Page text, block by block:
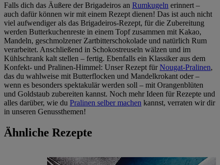
Falls dich das Äußere der Brigadeiros an Rumkugeln erinnert ‒
auch dafür können wir mit einem Rezept dienen! Das ist auch nicht
viel aufwendiger als das Brigadeiros-Rezept, für die Zubereitung
werden Butterkuchenreste in einem Topf zusammen mit Kakao,
Mandeln, geschmolzener Zartbitterschokolade und natürlich Rum
verarbeitet. Anschließend in Schokostreuseln wälzen und im
Kühlschrank kalt stellen ‒ fertig. Ebenfalls ein Klassiker aus dem
Konfekt- und Pralinen-Himmel: Unser Rezept fürNougat-Pralinen,
das du wahlweise mit Butterflocken und Mandelkrokant oder ‒
wenn es besonders spektakulär werden soll ‒ mit Orangenblüten
und Goldstaub zubereiten kannst. Noch mehr Ideen für Rezepte und
alles darüber, wie du Pralinen selber machen kannst, verraten wir dir
in unseren Genussthemen!
Ähnliche Rezepte